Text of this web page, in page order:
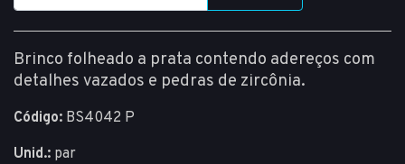
Brinco folheado a prata contendo adereços com
detalhes vazados e pedras de zircônia.
Código: BS4042 P
Unid.: par